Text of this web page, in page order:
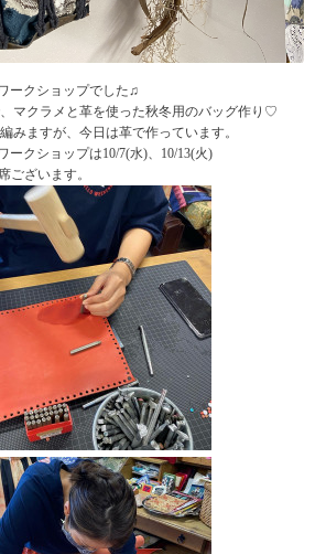
ークショップでした♫
マクラメと革を使った秋冬用のバッグ作り♡
みますが、今日は革で作っています。
ークショップは10/7(水)、10/13(火)
ございます。